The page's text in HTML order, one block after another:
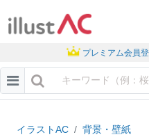
プレミアム会員
イラストAC
背景・壁紙